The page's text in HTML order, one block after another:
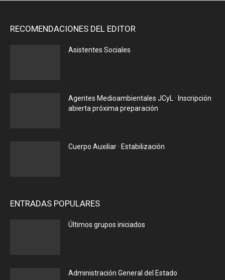
RECOMENDACIONES DEL EDITOR
Asistentes Sociales
Agentes Medioambientales JCyL · Inscripción
abierta próxima preparación
Cuerpo Auxiliar · Estabilización
ENTRADAS POPULARES
Últimos grupos iniciados
Administración General del Estado